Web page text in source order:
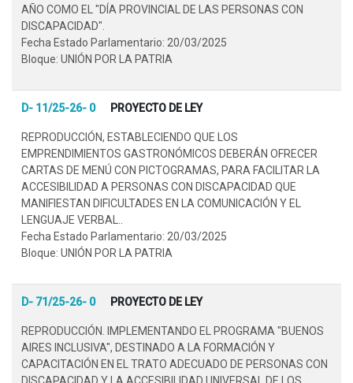
AÑO COMO EL "DÍA PROVINCIAL DE LAS PERSONAS CON
DISCAPACIDAD".
Fecha Estado Parlamentario: 20/03/2025
Bloque: UNIÓN POR LA PATRIA
D- 11/25-26- 0 PROYECTO DE LEY
REPRODUCCIÓN, ESTABLECIENDO QUE LOS
EMPRENDIMIENTOS GASTRONÓMICOS DEBERÁN OFRECER
CARTAS DE MENÚ CON PICTOGRAMAS, PARA FACILITAR LA
ACCESIBILIDAD A PERSONAS CON DISCAPACIDAD QUE
MANIFIESTAN DIFICULTADES EN LA COMUNICACIÓN Y EL
LENGUAJE VERBAL..
Fecha Estado Parlamentario: 20/03/2025
Bloque: UNIÓN POR LA PATRIA
D- 71/25-26- 0 PROYECTO DE LEY
REPRODUCCIÓN. IMPLEMENTANDO EL PROGRAMA "BUENOS
AIRES INCLUSIVA", DESTINADO A LA FORMACIÓN Y
CAPACITACIÓN EN EL TRATO ADECUADO DE PERSONAS CON
DISCAPACIDAD Y LA ACCESIBILIDAD UNIVERSAL DE LOS